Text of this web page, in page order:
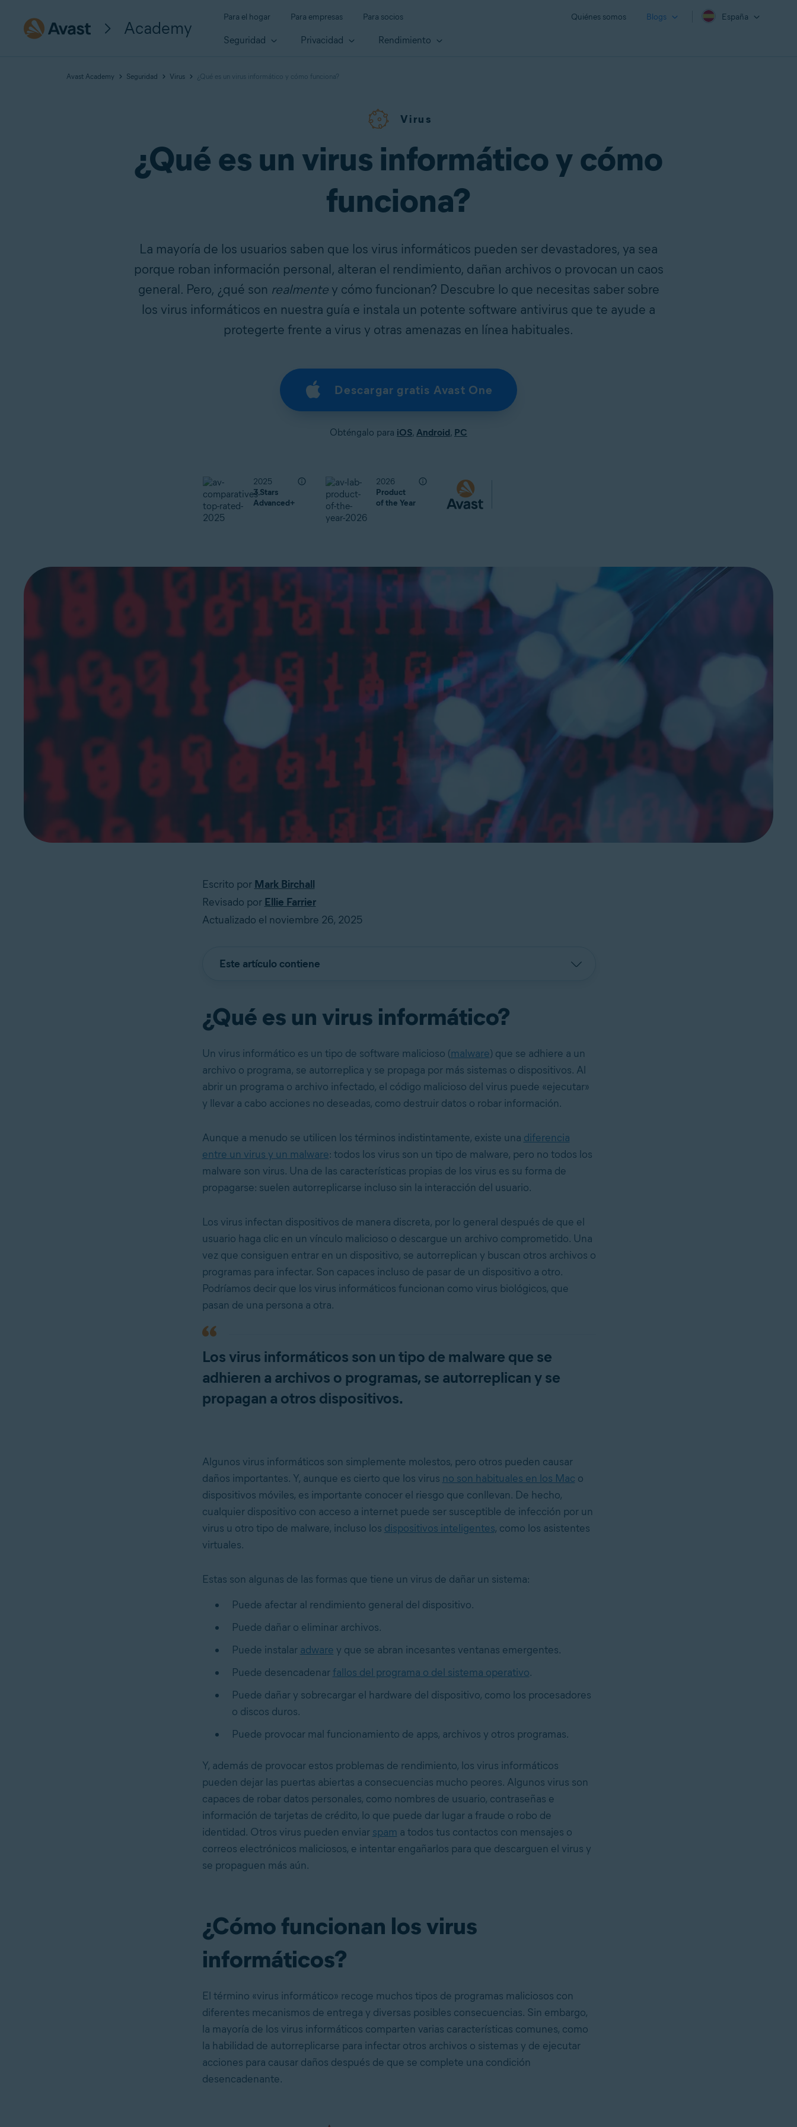
Academy
Para el hogar Para empresas Para socios Quiénes somos Blogs España
Seguridad Privacidad Rendimiento
Avast Academy Seguridad Virus ¿Qué es un virus informático y cómo funciona?
Virus
¿Qué es un virus informático y cómo
funciona?
La mayoría de los usuarios saben que los virus informáticos pueden ser devastadores, ya sea
porque roban información personal, alteran el rendimiento, dañan archivos o provocan un caos
general. Pero, ¿qué son realmentey cómo funcionan? Descubre lo que necesitas saber sobre
los virus informáticos en nuestra guía e instala un potente software antivirus que te ayude a
protegerte frente a virus y otras amenazas en línea habituales.
Descargar gratis Avast One
Obténgalo para iOS, Android, PC
2025
3 Stars
Advanced+
2026
Product
of the Year
Escrito por Mark Birchall
Revisado por Ellie Farrier
Actualizado el noviembre 26, 2025
Este artículo contiene
¿Qué es un virus informático?
Un virus informático es un tipo de software malicioso (malware) que se adhiere a un
archivo o programa, se autorreplica y se propaga por más sistemas o dispositivos. Al
abrir un programa o archivo infectado, el código malicioso del virus puede «ejecutar»
y llevar a cabo acciones no deseadas, como destruir datos o robar información.
Aunque a menudo se utilicen los términos indistintamente, existe una diferencia
entre un virus y un malware: todos los virus son un tipo de malware, pero no todos los
malware son virus. Una de las características propias de los virus es su forma de
propagarse: suelen autorreplicarse incluso sin la interacción del usuario.
Los virus infectan dispositivos de manera discreta, por lo general después de que el
usuario haga clic en un vínculo malicioso o descargue un archivo comprometido. Una
vez que consiguen entrar en un dispositivo, se autorreplican y buscan otros archivos o
programas para infectar. Son capaces incluso de pasar de un dispositivo a otro.
Podríamos decir que los virus informáticos funcionan como virus biológicos, que
pasan de una persona a otra.
Los virus informáticos son un tipo de malware que se
adhieren a archivos o programas, se autorreplican y se
propagan a otros dispositivos.
Algunos virus informáticos son simplemente molestos, pero otros pueden causar
daños importantes. Y, aunque es cierto que los virus no son habituales en los Mac o
dispositivos móviles, es importante conocer el riesgo que conllevan. De hecho,
cualquier dispositivo con acceso a internet puede ser susceptible de infección por un
virus u otro tipo de malware, incluso los dispositivos inteligentes, como los asistentes
virtuales.
Estas son algunas de las formas que tiene un virus de dañar un sistema:
Puede afectar al rendimiento general del dispositivo.
Puede dañar o eliminar archivos.
Puede instalar adware y que se abran incesantes ventanas emergentes.
Puede desencadenarfallos del programa o del sistema operativo.
Puede dañar y sobrecargar el hardware del dispositivo, como los procesadores
o discos duros.
Puede provocar mal funcionamiento de apps, archivos y otros programas.
Y, además de provocar estos problemas de rendimiento, los virus informáticos
pueden dejar las puertas abiertas a consecuencias mucho peores. Algunos virus son
capaces de robar datos personales, como nombres de usuario, contraseñas e
información de tarjetas de crédito, lo que puede dar lugar a fraude o robo de
identidad. Otros virus pueden enviar spam a todos tus contactos con mensajes o
correos electrónicos maliciosos, e intentar engañarlos para que descarguen el virus y
se propaguen más aún.
¿Cómo funcionan los virus
informáticos?
El término «virus informático» recoge muchos tipos de programas maliciosos con
diferentes mecanismos de entrega y diversas posibles consecuencias. Sin embargo,
la mayoría de los virus informáticos comparten varias características comunes, como
la habilidad de autorreplicarse para infectar otros archivos o sistemas y de ejecutar
acciones para causar daños después de que se complete una condición
desencadenante.